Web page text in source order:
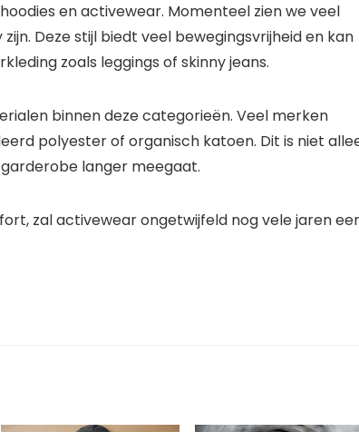
en activewear. Momenteel zien we veel
Deze stijl biedt veel bewegingsvrijheid en kan
zoals leggings of skinny jeans.
binnen deze categorieën. Veel merken
polyester of organisch katoen. Dit is niet
langer meegaat.
zal activewear ongetwijfeld nog vele jaren